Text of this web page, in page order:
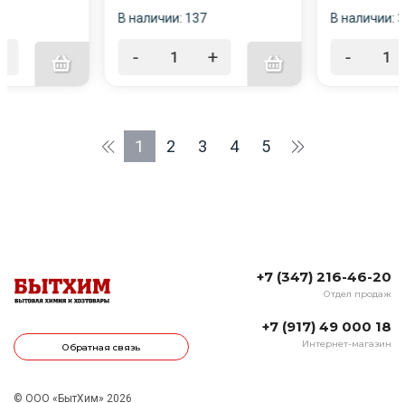
В наличии: 137
- +
В наличии:
-
1 2 3 4 5
Обратная связь
+7 (347) 216-46-20
Отдел продаж
+7 (917) 49 000 18
Интернет-магазин
© ООО «БытХим» 2026